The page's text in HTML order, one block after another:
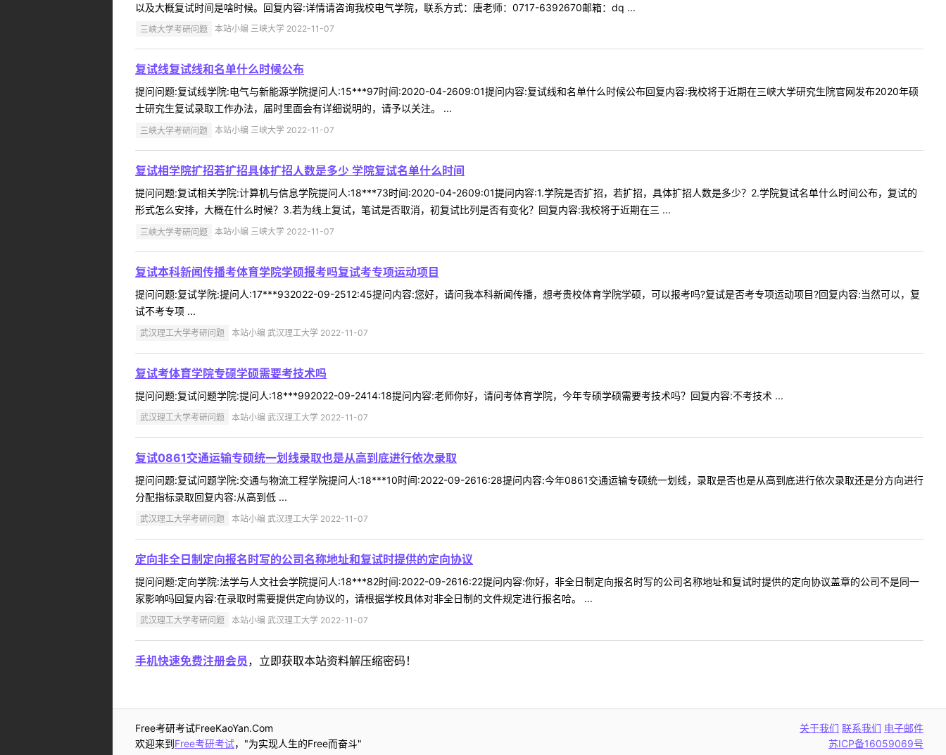
以及大概复试时间是啥时候。回复内容:详情请咨询我校电气学院，联系方式：唐老师：0717-6392670邮箱：dq ...
三峡大学考研问题 本站小编 三峡大学 2022-11-07
复试线复试线和名单什么时候公布
提问问题:复试线学院:电气与新能源学院提问人:15***97时间:2020-04-2609:01提问内容:复试线和名单什么时候公布回复内容:我校将于近期在三峡大学研究生院官网发布2020年硕
士研究生复试录取工作办法，届时里面会有详细说明的，请予以关注。 ...
三峡大学考研问题 本站小编 三峡大学 2022-11-07
复试相学院扩招若扩招具体扩招人数是多少 学院复试名单什么时间
提问问题:复试相关学院:计算机与信息学院提问人:18***73时间:2020-04-2609:01提问内容:1.学院是否扩招，若扩招，具体扩招人数是多少？2.学院复试名单什么时间公布，复试的
形式怎么安排，大概在什么时候？3.若为线上复试，笔试是否取消，初复试比列是否有变化？回复内容:我校将于近期在三 ...
三峡大学考研问题 本站小编 三峡大学 2022-11-07
复试本科新闻传播考体育学院学硕报考吗复试考专项运动项目
提问问题:复试学院:提问人:17***932022-09-2512:45提问内容:您好，请问我本科新闻传播，想考贵校体育学院学硕，可以报考吗?复试是否考专项运动项目?回复内容:当然可以，复
试不考专项 ...
武汉理工大学考研问题 本站小编 武汉理工大学 2022-11-07
复试考体育学院专硕学硕需要考技术吗
提问问题:复试问题学院:提问人:18***992022-09-2414:18提问内容:老师你好，请问考体育学院，今年专硕学硕需要考技术吗？回复内容:不考技术 ...
武汉理工大学考研问题 本站小编 武汉理工大学 2022-11-07
复试0861交通运输专硕统一划线录取也是从高到底进行依次录取
提问问题:复试问题学院:交通与物流工程学院提问人:18***10时间:2022-09-2616:28提问内容:今年0861交通运输专硕统一划线，录取是否也是从高到底进行依次录取还是分方向进行
分配指标录取回复内容:从高到低 ...
武汉理工大学考研问题 本站小编 武汉理工大学 2022-11-07
定向非全日制定向报名时写的公司名称地址和复试时提供的定向协议
提问问题:定向学院:法学与人文社会学院提问人:18***82时间:2022-09-2616:22提问内容:你好，非全日制定向报名时写的公司名称地址和复试时提供的定向协议盖章的公司不是同一
家影响吗回复内容:在录取时需要提供定向协议的，请根据学校具体对非全日制的文件规定进行报名哈。 ...
武汉理工大学考研问题 本站小编 武汉理工大学 2022-11-07
手机快速免费注册会员 ，立即获取本站资料解压缩密码！
Free考研考试FreeKaoYan.Com
欢迎来到Free考研考试，"为实现人生的Free而奋斗"
关于我们 联系我们 电子邮件
苏ICP备16059069号